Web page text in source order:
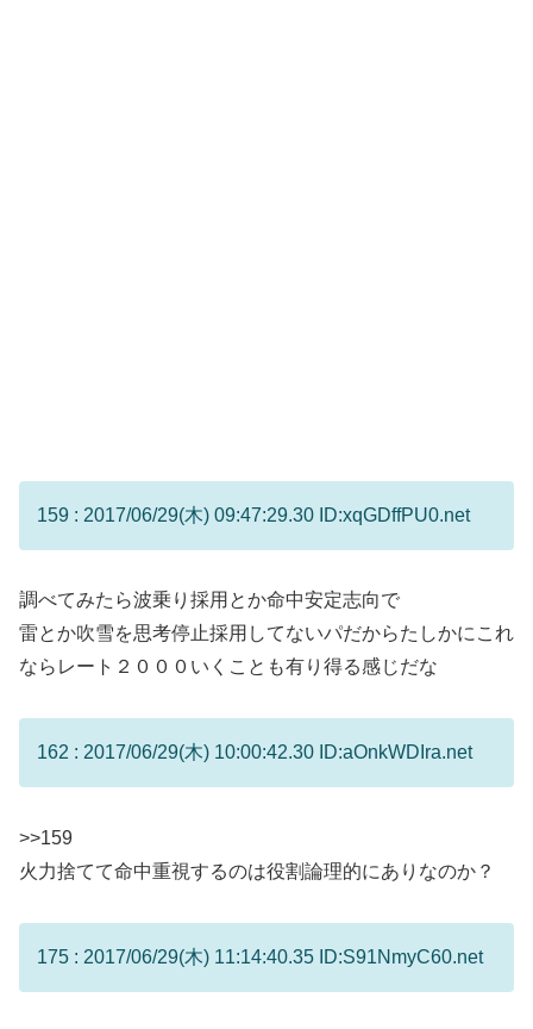
159 : 2017/06/29(木) 09:47:29.30 ID:xqGDffPU0.net
調べてみたら波乗り採用とか命中安定志向で
雷とか吹雪を思考停止採用してないパだからたしかにこれ
ならレート２０００いくことも有り得る感じだな
162 : 2017/06/29(木) 10:00:42.30 ID:aOnkWDIra.net
>>159
火力捨てて命中重視するのは役割論理的にありなのか？
175 : 2017/06/29(木) 11:14:40.35 ID:S91NmyC60.net